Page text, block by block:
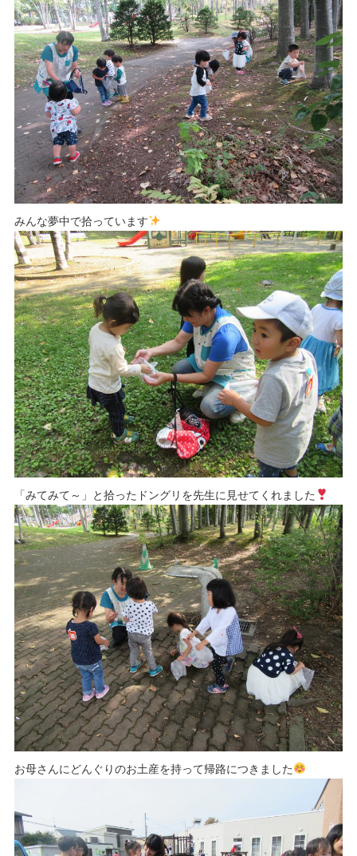
みんな夢中で拾っています
「みてみて～」と拾ったドングリを先生に見せてくれました
お母さんにどんぐりのお土産を持って帰路につきました